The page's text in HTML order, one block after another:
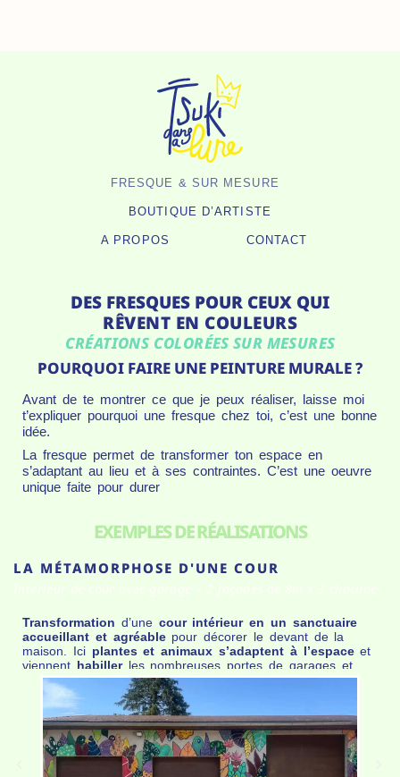
FRESQUE & SUR MESURE
BOUTIQUE D’ARTISTE
A PROPOS CONTACT
DES FRESQUES POUR CEUX QUI
RÊVENT EN COULEURS
CRÉATIONS COLORÉES SUR MESURES
POURQUOI FAIRE UNE PEINTURE MURALE ?
Avant de te montrer ce que je peux réaliser, laisse moi
t’expliquer pourquoi une fresque chez toi, c’est une bonne
idée.
La fresque permet de transformer ton espace en
s’adaptant au lieu et à ses contraintes. C’est une oeuvre
unique faite pour durer
EXEMPLES DE RÉALISATIONS
LA MÉTAMORPHOSE D'UNE COUR
Transformation d’une cour intérieur en un sanctuaire
accueillant et agréable pour décorer le devant de la
maison. Ici plantes et animaux s’adaptent à l’espace et
viennent habiller les nombreuses portes de garages et
d’atelier.Le lieu parait tout de suite moins austère.